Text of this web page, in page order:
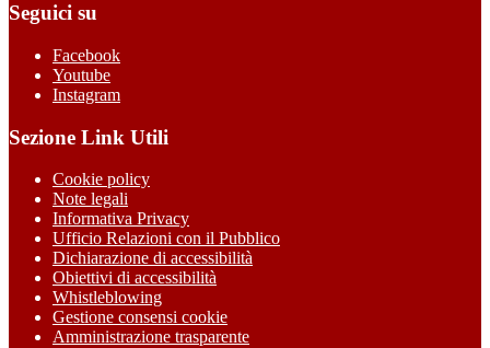
Seguici su
Facebook
Youtube
Instagram
Sezione Link Utili
Cookie policy
Note legali
Informativa Privacy
Ufficio Relazioni con il Pubblico
Dichiarazione di accessibilità
Obiettivi di accessibilità
Whistleblowing
Gestione consensi cookie
Amministrazione trasparente